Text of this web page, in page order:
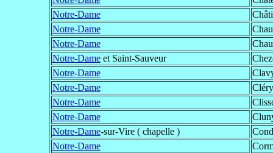
Notre-Dame
Notre-Dame
Notre-Dame
Notre-Dameet Saint-Sauveur
Notre-Dame
Notre-Dame
Notre-Dame
Notre-Dame
Notre-Dame-sur-Vire ( chapelle )
Notre-Dame